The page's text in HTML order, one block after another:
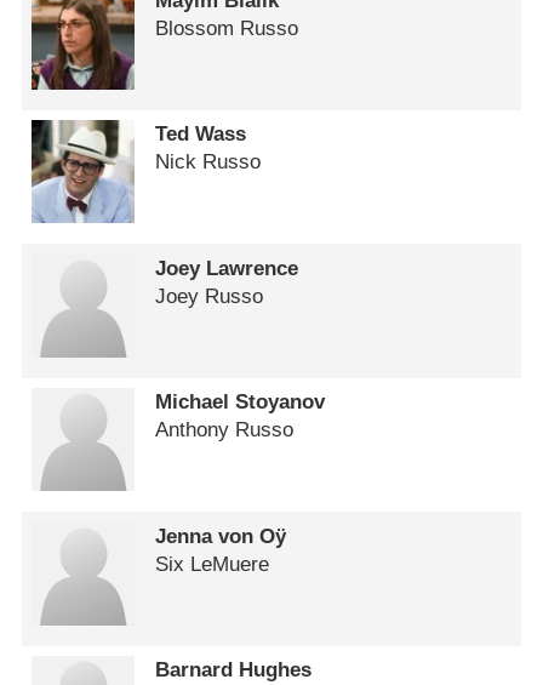
Blossom Russo
Ted Wass
Nick Russo
Joey Lawrence
Joey Russo
Michael Stoyanov
Anthony Russo
Jenna von Oÿ
Six LeMuere
Barnard Hughes